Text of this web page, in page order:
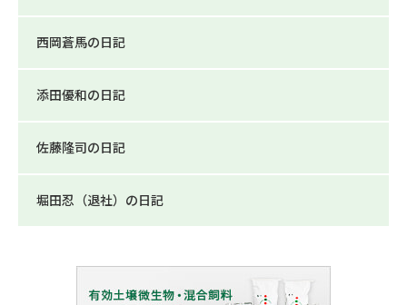
西岡蒼馬の日記
添田優和の日記
佐藤隆司の日記
堀田忍（退社）の日記